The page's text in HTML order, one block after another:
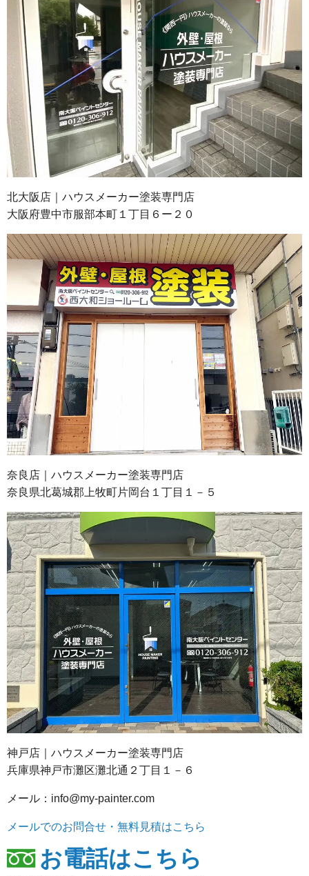
北大阪店｜ハウスメーカー塗装専門店
大阪府豊中市服部本町１丁目６ー２０
奈良店｜ハウスメーカー塗装専門店
奈良県北葛城郡上牧町片岡台１丁目１－５
神戸店｜ハウスメーカー塗装専門店
兵庫県神戸市灘区灘北通２丁目１－６
メール：info@my-painter.com
メールでのお問合せ・無料見積はこちら
お電話はこちら